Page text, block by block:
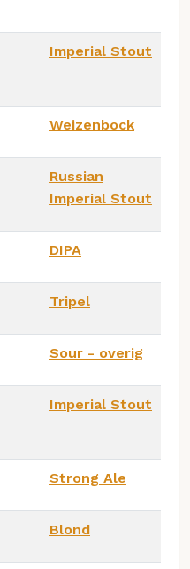
Imperial Stout
Weizenbock
Russian
Imperial Stout
DIPA
Tripel
Sour - overig
Imperial Stout
Strong Ale
Blond